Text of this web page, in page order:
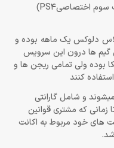
اکانت یک ماهه پلی استیشن پلاس (ظرفیت سوم اختصاصیPS4)
دلوکس یک ماهه بوده و
گیم ها درون این سرویس
بوده ولی تمامی ریجن ها و
کنند
و شامل گارانتی
زمانی که مشتری قوانین
های خود مربوط به اکانت